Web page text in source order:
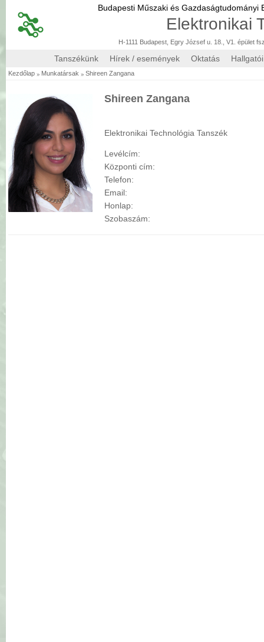
Budapesti Műszaki és Gazdaságtudományi
Elektronikai
H-1111 Budapest, Egry József u. 18., V1. épület
Tanszékünk Hírek / események Oktatás
Kezdőlap » Munkatársak » Shireen Zangana
Shireen Zangana
Elektronikai Technológia Tanszék
Levélcím:
Központi cím:
Telefon:
Email:
Honlap:
Szobaszám: